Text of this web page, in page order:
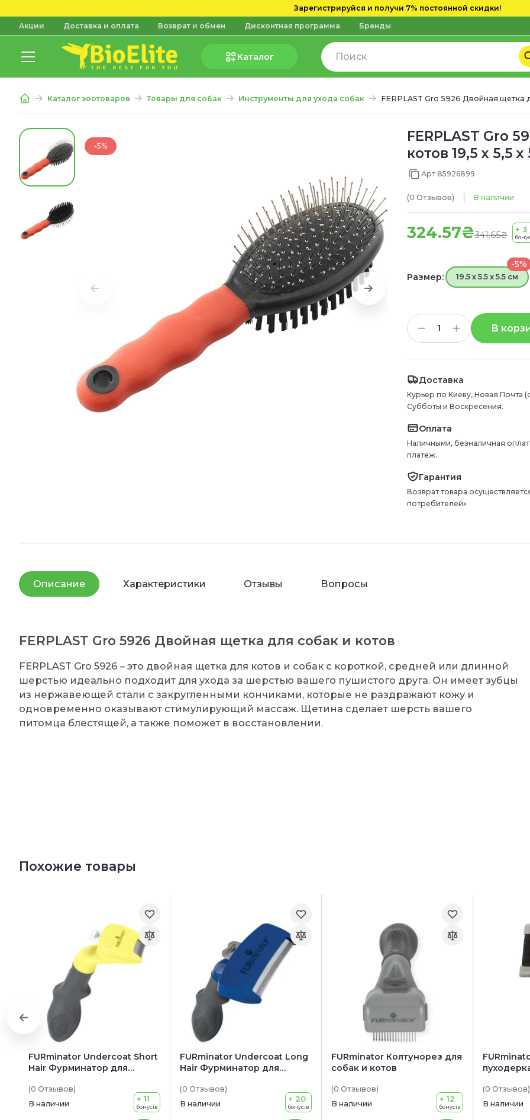
Зарегистрируйся и получи 7% постоянной скидки!
Акции Доставка и оплата Возврат и обмен Дисконтная программа Бренды
Каталог
Каталог зоотоваров Товары для собак Инструменты для ухода собак FERPLAST Gro 5926 Двойная щетка
-5%
FERPLAST Gro
котов 19,5 х 5,5 х
Арт 85926899
(0 Отзывов) В наличии
324.57₴341.65₴
+ 3
Размер:
-5%
19.5 х 5.5 х 5.5 см
В
Доставка
Курьер по Киеву, Новая Почта
Субботы и Воскресения.
Оплата
Наличными, безналичная
платеж.
Гарантия
Возврат товара
потребителей»
Описание Характеристики Отзывы Вопросы
FERPLAST Gro 5926 Двойная щетка для собак и котов
FERPLAST Gro 5926 – это двойная щетка для котов и собак с короткой, средней или длинной
шерстью идеально подходит для ухода за шерстью вашего пушистого друга. Он имеет зубцы
из нержавеющей стали с закругленными кончиками, которые не раздражают кожу и
одновременно оказывают стимулирующий массаж. Щетина сделает шерсть вашего
питомца блестящей, а также поможет в восстановлении.
Похожие товары
FURminator Undercoat Short
Hair Фурминатор для
миниатюрных пород
(0 Отзывов)
В наличии
+ 11
бонусів
FURminator Undercoat Long
Hair Фурминатор для
крупных пород
(0 Отзывов)
В наличии
+ 20
бонусів
FURminator Колтунорез для
собак и котов
(0 Отзывов)
В наличии
+ 12
бонусів
(0 Отзывов)
В наличии